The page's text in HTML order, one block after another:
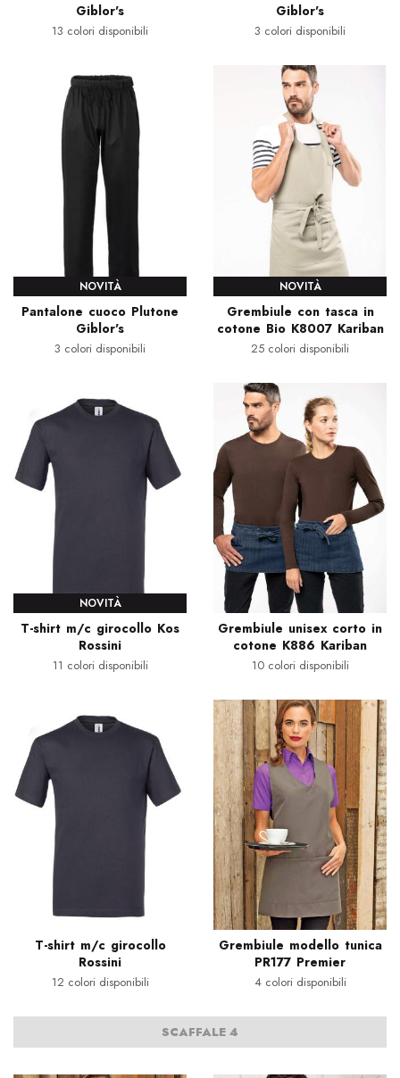
Giblor's
13 colori disponibili
Giblor's
3 colori disponibili
NOVITÀ
Pantalone cuoco Plutone
Giblor's
3 colori disponibili
NOVITÀ
Grembiule con tasca in
cotone Bio K8007 Kariban
25 colori disponibili
NOVITÀ
T-shirt m/c girocollo Kos
Rossini
11 colori disponibili
Grembiule unisex corto in
cotone K886 Kariban
10 colori disponibili
T-shirt m/c girocollo
Rossini
12 colori disponibili
Grembiule modello tunica
PR177 Premier
4 colori disponibili
SCAFFALE 4